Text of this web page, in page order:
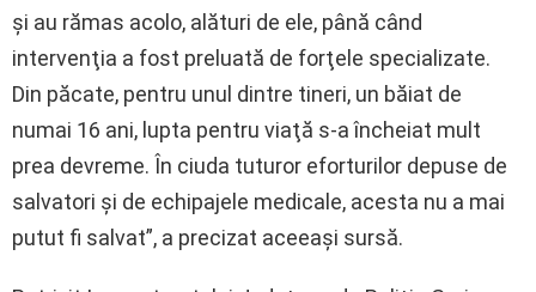
şi au rămas acolo, alături de ele, până când
intervenţia a fost preluată de forţele specializate.
Din păcate, pentru unul dintre tineri, un băiat de
numai 16 ani, lupta pentru viaţă s-a încheiat mult
prea devreme. În ciuda tuturor eforturilor depuse de
salvatori şi de echipajele medicale, acesta nu a mai
putut fi salvat”, a precizat aceeaşi sursă.